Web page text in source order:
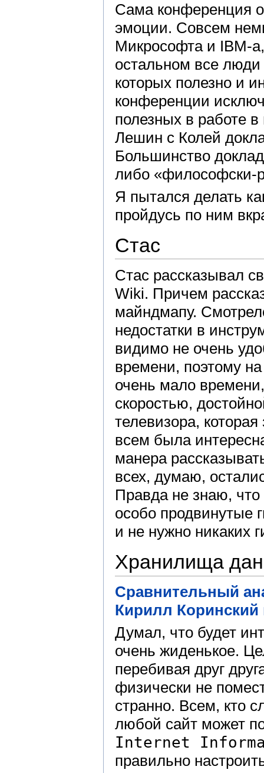
Сама конференция
эмоции. Совсем
Микрософта и IBM-
остальном все
которых полезно и
конференции
полезных в работе
Лешин с Колей
Большинство
либо «философски-
Я пытался делать
пройдусь по ним
Стас
Стас рассказывал
Wiki. Причем
майндмапу.
недостатки в
видимо не очень
времени, поэтому
очень мало
скоростью,
телевизора,
всем была
манера
всех, думаю,
Правда не знаю,
особо продвинутые
и не нужно никаких
Хранилища
Сравнительный
Кирилл Коринский
Думал, что будет
очень жиденькое.
перебивая друг
физически не
странно. Всем, кто
любой сайт может
Internet
правильно